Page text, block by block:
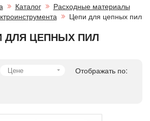
Каталог
Расходные материалы
Цепи для цепных пил
ДЛЯ ЦЕПНЫХ ПИЛ
Цене Отображать по: